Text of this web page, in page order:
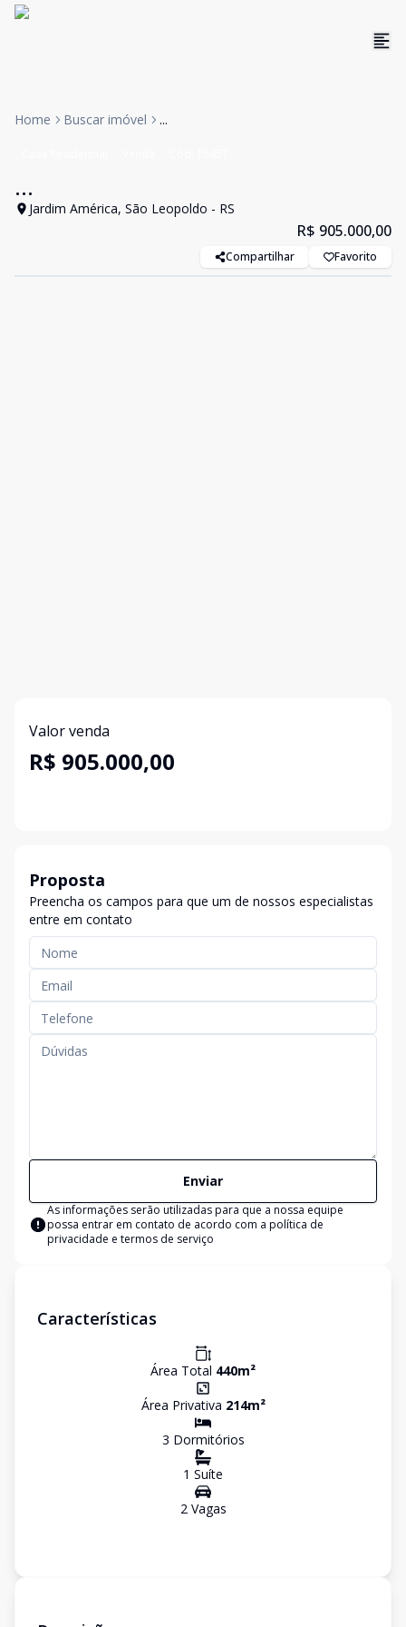
Home Buscar imóvel ...
...
Jardim América, São Leopoldo - RS
R$ 905.000,00
Compartilhar Favorito
Valor venda
R$ 905.000,00
Proposta
Preencha os campos para que um de nossos especialistas
entre em contato
Enviar
As informações serão utilizadas para que a nossa equipe
possa entrar em contato de acordo com a política de
privacidade e termos de serviço
Características
Área Total 440m²
Área Privativa 214m²
3 Dormitórios
1 Suíte
2Vagas